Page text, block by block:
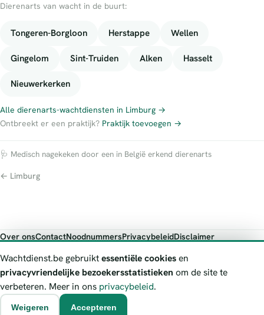
Dierenarts van wacht in de buurt:
Tongeren-Borgloon Herstappe Wellen
Gingelom Sint-Truiden Alken Hasselt
Nieuwerkerken
Alle dierenarts-wachtdiensten in Limburg →
Ontbreekt er een praktijk? Praktijk toevoegen →
🩺 Medisch nagekeken door een in België erkend dierenarts
← Limburg
Over onsContactNoodnummersPrivacybeleidDisclaimer
Wachtdienst.be toont publieke wachtdienst-informatie ter oriëntatie.
Bij levensgevaar bel je altijd 112. Controleer altijd de actuele
wachtregeling bij de vermelde officiële bron.
Wachtdienst.be gebruiktessentiële cookiesen
privacyvriendelijke bezoekersstatistieken om de site te
verbeteren. Meer in ons privacybeleid.
Weigeren Accepteren